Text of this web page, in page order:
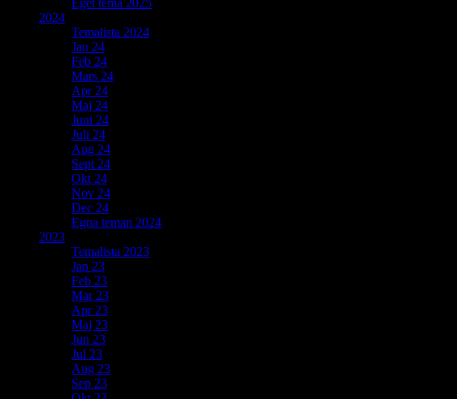
2024
Temalista 2024
Jan 24
Feb 24
Mars 24
Apr 24
Maj 24
Juni 24
Juli 24
Aug 24
Sept 24
Okt 24
Nov 24
Dec 24
Egna teman 2024
2023
Temalista 2023
Jan 23
Feb 23
Mar 23
Apr 23
Maj 23
Jun 23
Jul 23
Aug 23
Sep 23